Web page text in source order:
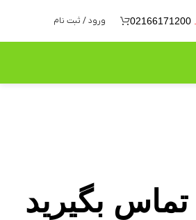
02166171200 ورود / ثبت نام
تماس بگیرید